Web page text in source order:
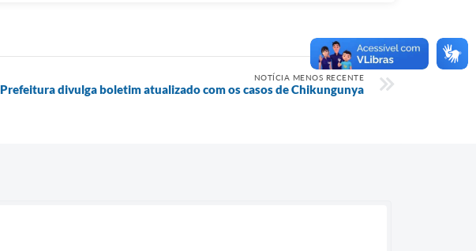
NOTÍCIA MENOS RECENTE
Prefeitura divulga boletim atualizado com os casos de Chikungunya